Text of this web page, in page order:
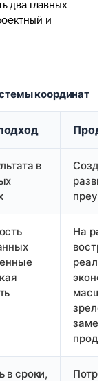
два главных
и
координат
в
На
в сроки,